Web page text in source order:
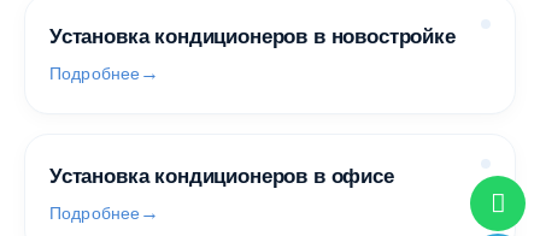
Установка кондиционеров в новостройке
Подробнее
Установка кондиционеров в офисе
Подробнее